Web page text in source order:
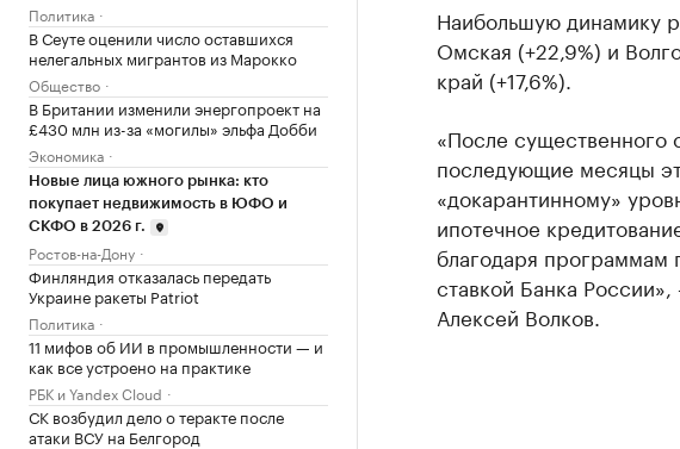
Политика
В Сеуте оценили число оставшихся
нелегальных мигрантов из Марокко
Общество
В Британии изменили энергопроект на
£430 млн из-за «могилы» эльфа Добби
Экономика
Новые лица южного рынка: кто
покупает недвижимость в ЮФО и
СКФО в 2026 г.
Ростов-на-Дону
Финляндия отказалась передать
Украине ракеты Patriot
Политика
11 мифов об ИИ в промышленности — и
как все устроено на практике
РБК и Yandex Cloud
СК возбудил дело о теракте после
атаки ВСУ на Белгород
Наибольшую динамику
Омская (+22,9%) и
край (+17,6%).
«После существенного
последующие месяцы
«докарантинному»
ипотечное
благодаря программам
ставкой Банка
Алексей Волков.